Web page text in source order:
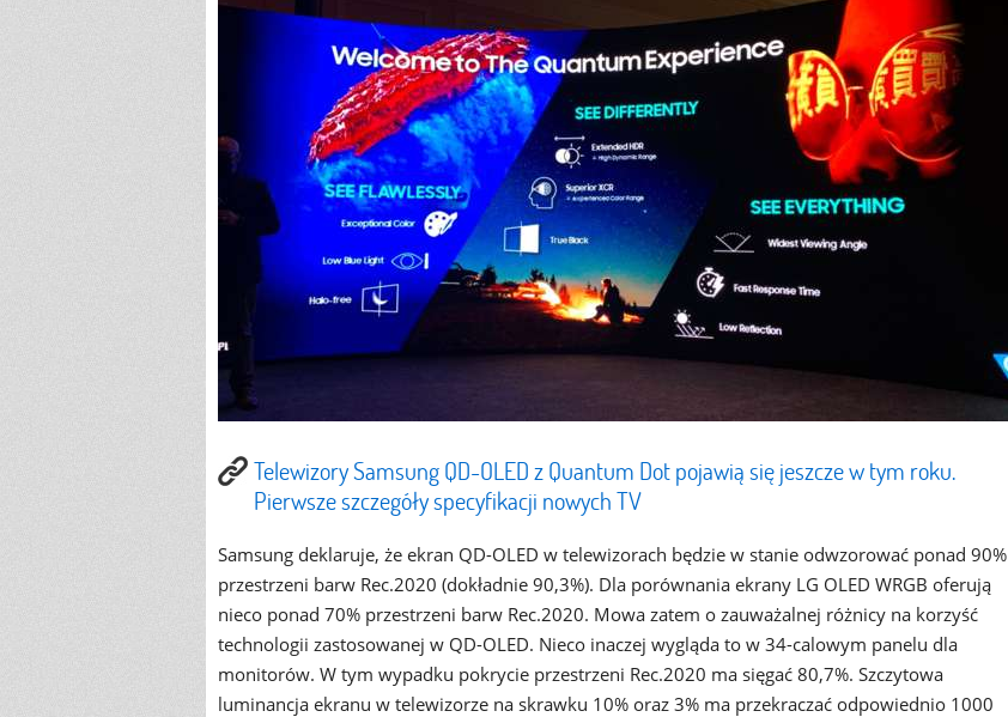
Telewizory Samsung QD-OLED z Quantum Dot pojawią się jeszcze w tym roku.
Pierwsze szczegóły specyfikacji nowych TV
Samsung deklaruje, że ekran QD-OLED w telewizorach będzie w stanie odwzorować ponad 90%
przestrzeni barw Rec.2020 (dokładnie 90,3%). Dla porównania ekrany LG OLED WRGB oferują
nieco ponad 70% przestrzeni barw Rec.2020. Mowa zatem o zauważalnej różnicy na korzyść
technologii zastosowanej w QD-OLED. Nieco inaczej wygląda to w 34-calowym panelu dla
monitorów. W tym wypadku pokrycie przestrzeni Rec.2020 ma sięgać 80,7%. Szczytowa
luminancja ekranu w telewizorze na skrawku 10% oraz 3% ma przekraczać odpowiednio 1000